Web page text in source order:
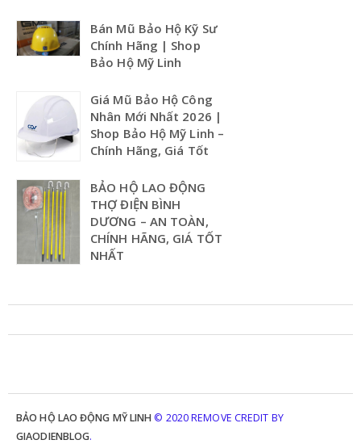
Bán Mũ Bảo Hộ Kỹ Sư
Chính Hãng | Shop
Bảo Hộ Mỹ Linh
Giá Mũ Bảo Hộ Công
Nhân Mới Nhất 2026 |
Shop Bảo Hộ Mỹ Linh –
Chính Hãng, Giá Tốt
BẢO HỘ LAO ĐỘNG
THỢ ĐIỆN BÌNH
DƯƠNG – AN TOÀN,
CHÍNH HÃNG, GIÁ TỐT
NHẤT
BẢO HỘ LAO ĐỘNG MỸ LINH © 2020 REMOVE CREDIT BY
GIAODIENBLOG.